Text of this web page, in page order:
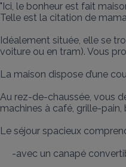
"Ici, le bonheur est fait
Telle est la citation de
Idéalement située, elle se
voiture ou en tram). Vous
La maison dispose d’une
Au rez-de-chaussée, vous
machines à café, grille-pain,
Le séjour spacieux